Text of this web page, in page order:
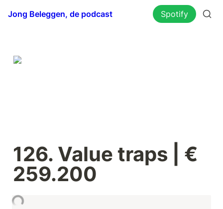
Jong Beleggen, de podcast Spotify
126. Value traps | €
259.200